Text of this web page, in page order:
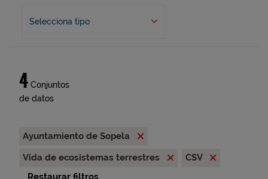
Selecciona tipo
4 Conjuntos
de datos
Ayuntamiento de Sopela
Vida de ecosistemas terrestres
CSV
Restaurar filtros